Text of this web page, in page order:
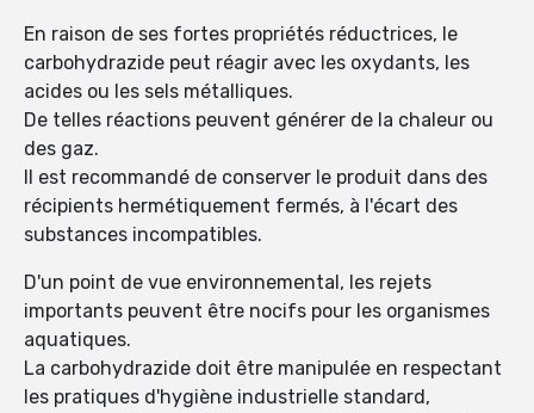
En raison de ses fortes propriétés réductrices, le
carbohydrazide peut réagir avec les oxydants, les
acides ou les sels métalliques.
De telles réactions peuvent générer de la chaleur ou
des gaz.
Il est recommandé de conserver le produit dans des
récipients hermétiquement fermés, à l'écart des
substances incompatibles.
D'un point de vue environnemental, les rejets
importants peuvent être nocifs pour les organismes
aquatiques.
La carbohydrazide doit être manipulée en respectant
les pratiques d'hygiène industrielle standard,